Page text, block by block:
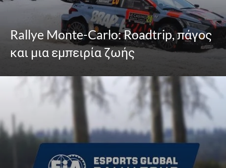
Rallye Monte-Carlo: Roadtrip, πάγος
και μια εμπειρία ζωής